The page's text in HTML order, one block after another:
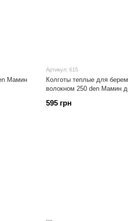
Мамин
Артикул: 615
Колготы теплые для
волокном 250 den Мамин
595 грн